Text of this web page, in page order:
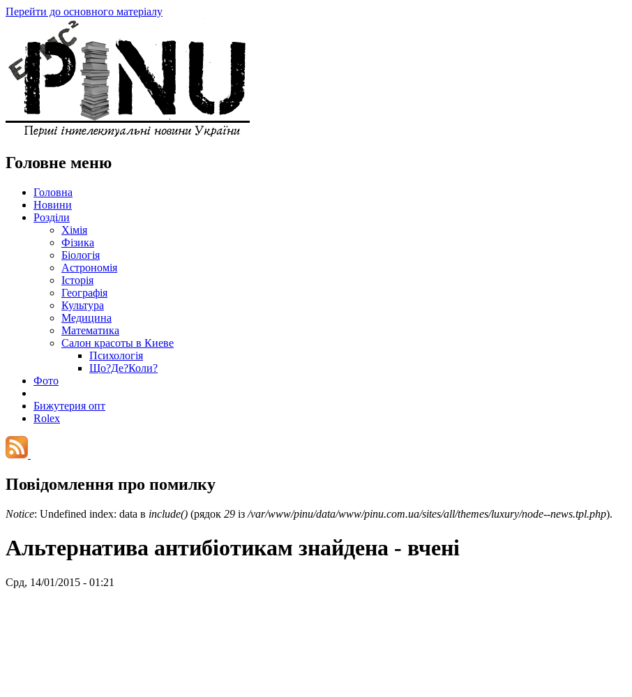
Перейти до основного матеріалу
Головне меню
Головна
Новини
Розділи
Хімія
Фізика
Біологія
Астрономія
Історія
Географія
Культура
Медицина
Математика
Салон красоты в Киеве
Психологія
Що?Де?Коли?
Фото
Бижутерия опт
Rolex
Повідомлення про помилку
Notice: Undefined index: data в include() (рядок 29 із /var/www/pinu/data/www/pinu.com.ua/sites/all/themes/luxury/node--news.tpl.php).
Альтернатива антибіотикам знайдена - вчені
Срд, 14/01/2015 - 01:21